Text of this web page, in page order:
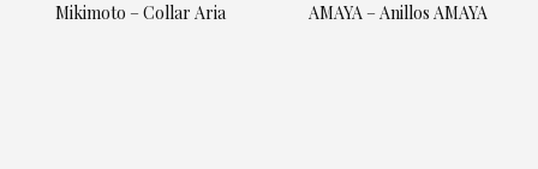
Mikimoto – Collar Aria AMAYA – Anillos AMAYA